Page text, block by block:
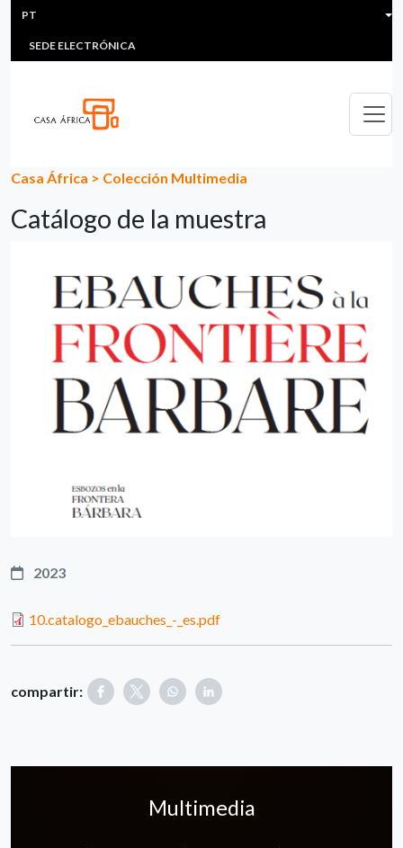
Passar para o conteúdo principal
HEADER MENU
MULTIMEDIA
SEDE ELECTRÓNICA
PT
Casa África > Colección Multimedia
Catálogo de la muestra
2023
10.catalogo_ebauches_-_es.pdf
compartir:
Multimedia